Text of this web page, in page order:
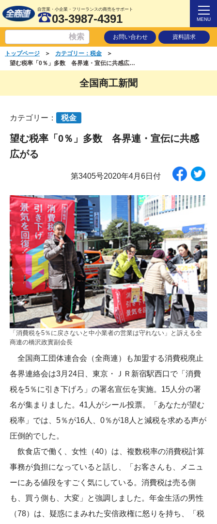
自営業・小企業・フリーランスの商売をサポート
03-3987-4391 MENU
お問い合わせ 資料請求
トップページ ＞ カテゴリー：税金
＞
望む税率「0％」多数 各界連・宣伝に共感広がる
全国商工新聞
カテゴリー： 税金
望む税率「0％」多数 各界連・宣伝に共感
広がる
第3405号2020年4月6日付
「消費税を5％に戻さないと中小業者の営業は守れない」と訴える全
商連の橋沢政實副会長
全国商工団体連合会（全商連）も加盟する消費税廃止
各界連絡会は3月24日、東京・ＪＲ新宿駅西口で「消費
税を5％に引き下げろ」の署名宣伝を実施。15人分の署
名が集まりました。41人がシール投票。「あなたが望む
税率」では、5％が16人、0％が18人と減税を求める声が
圧倒的でした。
飲食店で働く、女性（40）は、複数税率の消費税計算
事務が負担になっていると話し、「お客さんも、メニュ
ーにある値段をすごく気にしている。消費税は売る側
も、買う側も、大変」と強調しました。年金生活の男性
（78）は、疑惑にまみれた安倍政権に怒りを持ち、「税